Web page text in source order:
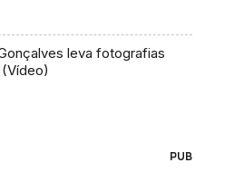
leva fotografias
PUB